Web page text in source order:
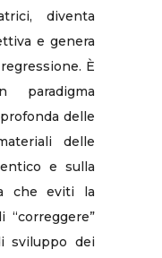
diventa
e genera
È
paradigma
delle
delle
e sulla
che eviti la
sviluppo dei